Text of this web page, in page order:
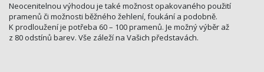
Neocenitelnou výhodou je také možnost opakovaného použití
pramenů či možnosti běžného žehlení, foukání a podobně.
K prodloužení je potřeba 60 – 100 pramenů. Je možný výběr až
z 80 odstínů barev. Vše záleží na Vašich představách.